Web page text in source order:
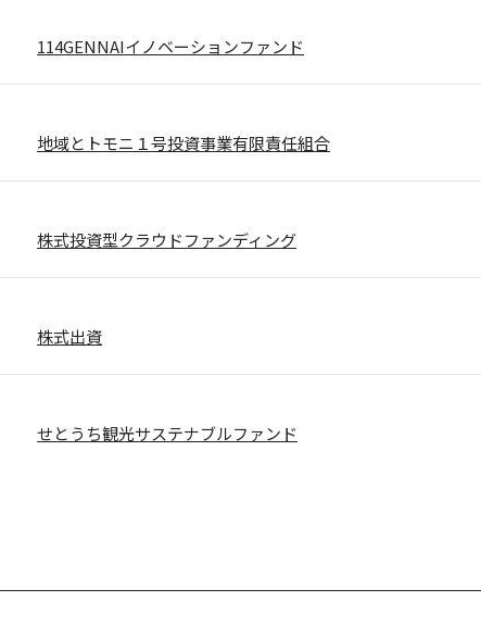
114GENNAIイノベーションファンド
地域とトモニ１号投資事業有限責任組合
株式投資型クラウドファンディング
株式出資
せとうち観光サステナブルファンド